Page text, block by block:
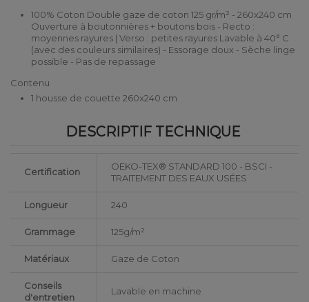
100% Coton Double gaze de coton 125 gr/m² - 260x240 cm
Ouverture à boutonnières + boutons bois - Recto :
moyennes rayures | Verso : petites rayures Lavable à 40° C
(avec des couleurs similaires) - Essorage doux - Sèche linge
possible - Pas de repassage
Contenu
1 housse de couette 260x240 cm
DESCRIPTIF TECHNIQUE
Certification
OEKO-TEX® STANDARD 100 - BSCI -
TRAITEMENT DES EAUX USÉES
Longueur 240
Grammage 125g/m²
Matériaux Gaze de Coton
Conseils
d'entretien
Lavable en machine